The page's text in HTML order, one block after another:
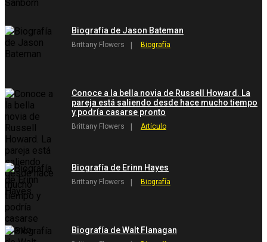
Biografía de Jason Bateman
Brittany Flowers Biografía
Conoce a la bella novia de Russell Howard. La
pareja está saliendo desde hace mucho tiempo
y podría casarse pronto
Brittany Flowers Artículo
Biografía de Erinn Hayes
Brittany Flowers Biografía
Biografía de Walt Flanagan